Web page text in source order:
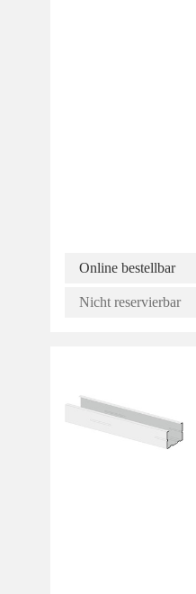
Online bestellbar
Nicht reservierbar